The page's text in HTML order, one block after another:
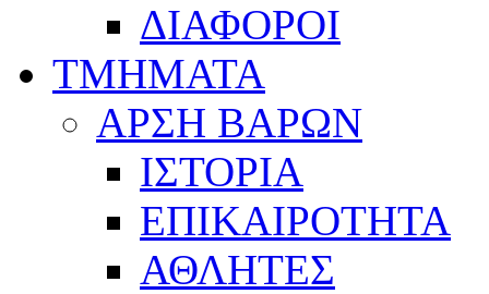
ΔΙΑΦΟΡΟΙ
ΤΜΗΜΑΤΑ
ΑΡΣΗ ΒΑΡΩΝ
ΙΣΤΟΡΙΑ
ΕΠΙΚΑΙΡΟΤΗΤΑ
ΑΘΛΗΤΕΣ